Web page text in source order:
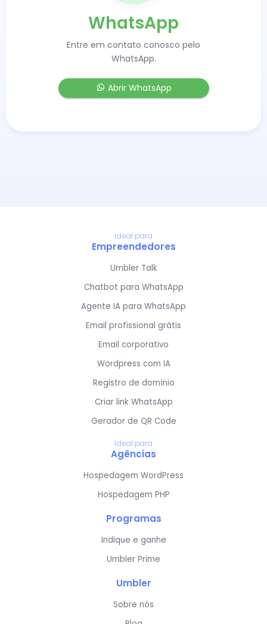
WhatsApp
Entre em contato conosco pelo
WhatsApp.
Abrir WhatsApp
Ideal para
Empreendedores
Umbler Talk
Chatbot para WhatsApp
Agente IA para WhatsApp
Email profissional grátis
Email corporativo
Wordpress com IA
Registro de domínio
Criar link WhatsApp
Gerador de QR Code
Ideal para
Agências
Hospedagem WordPress
Hospedagem PHP
Programas
Indique e ganhe
Umbler Prime
Umbler
Sobre nós